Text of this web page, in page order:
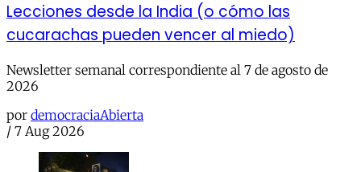
Lecciones desde la India (o cómo las
cucarachas pueden vencer al miedo)
Newsletter semanal correspondiente al 7 de agosto de
2026
por democraciaAbierta
/ 7 Aug 2026